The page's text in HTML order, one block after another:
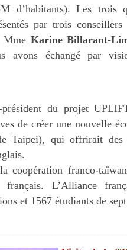
d’habitants). Les trois
par trois
Mme Karine Billarant-
avons échangé par
du projet
de créer une nouvelle
Taipei), qui offrirait des
coopération franco-
français. L’Alliance
et 1567 étudiants de